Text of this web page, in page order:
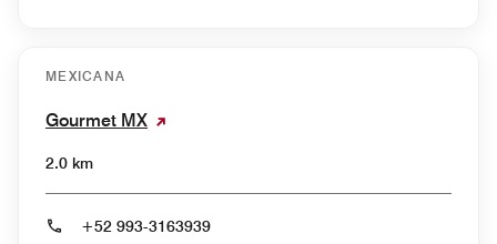
MEXICANA
Gourmet MX
2.0 km
+52 993-3163939